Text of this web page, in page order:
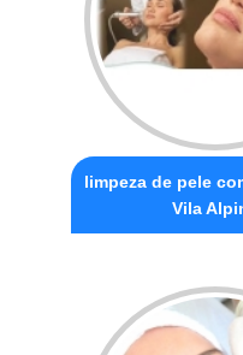
limpeza de pele
Vila